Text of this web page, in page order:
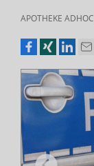
APOTHEKE ADHOC